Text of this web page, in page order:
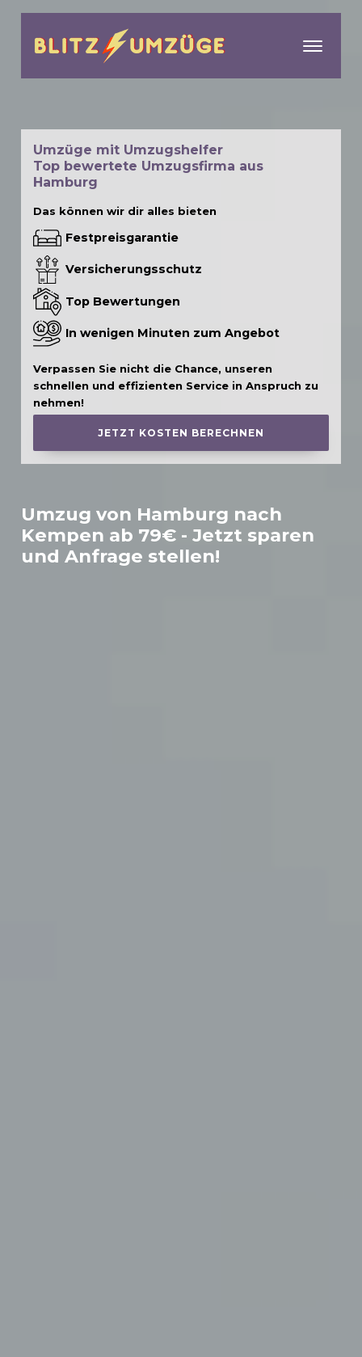
Umzug von Hamburg nach
Kempen ab 79€ - Jetzt sparen
und Anfrage stellen!
Umzüge mit Umzugshelfer
Top bewertete Umzugsfirma aus
Hamburg
Das können wir dir alles bieten
Festpreisgarantie
Versicherungsschutz
Top Bewertungen
In wenigen Minuten zum Angebot
Verpassen Sie nicht die Chance, unseren
schnellen und effizienten Service in Anspruch zu
nehmen!
JETZT KOSTEN BERECHNEN